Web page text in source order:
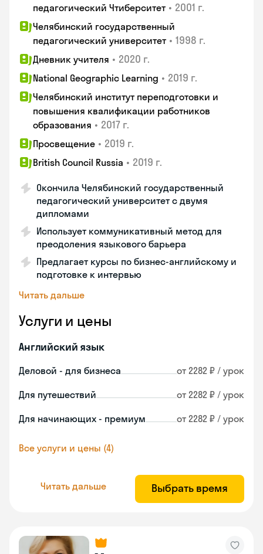
педагогический Чтиберситет • 2001 г.
Челябинский государственный
педагогический университет • 1998 г.
Дневник учителя • 2020 г.
National Geographic Learning • 2019 г.
Челябинский институт переподготовки и
повышения квалификации работников
образования • 2017 г.
Просвещение • 2019 г.
British Council Russia • 2019 г.
Окончила Челябинский государственный
педагогический университет с двумя
дипломами
Использует коммуникативный метод для
преодоления языкового барьера
Предлагает курсы по бизнес-английскому и
подготовке к интервью
Читать дальше
Услуги и цены
Английский язык
Деловой - для бизнеса от 2282 ₽ / урок
Для путешествий от 2282 ₽ / урок
Для начинающих - премиум от 2282 ₽ / урок
Все услуги и цены (4)
Читать дальше Выбрать время